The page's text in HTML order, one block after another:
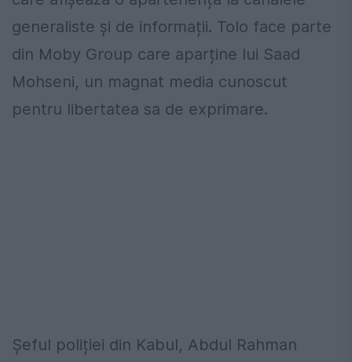
generaliste și de informații. Tolo face parte
din Moby Group care aparține lui Saad
Mohseni, un magnat media cunoscut
pentru libertatea sa de exprimare.
Șeful poliției din Kabul, Abdul Rahman